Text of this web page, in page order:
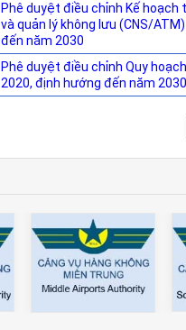
Phê duyệt điều chỉnh Kế
và quản lý không lưu (CNS/
đến năm 2030
Phê duyệt điều chỉnh Quy
2020, định hướng đến năm 2030